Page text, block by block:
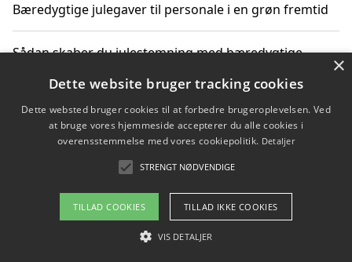
Bæredygtige julegaver til personale i en grøn fremtid
Sådan skaber du julestemning med bæredygtige
Sådan skaber du et bæredygtigt hjem med familien i
Copyright 2026 - Pilanto Aps
Om / kontakt
×
Dette website bruger tracking cookies
Dette websted bruger cookies til at forbedre brugeroplevelsen. Ved
at bruge vores hjemmeside accepterer du alle cookies i
overensstemmelse med vores cookiepolitik. Detaljer
STRENGT NØDVENDIGE
TILLAD COOKIES TILLAD IKKE COOKIES
VIS DETALJER